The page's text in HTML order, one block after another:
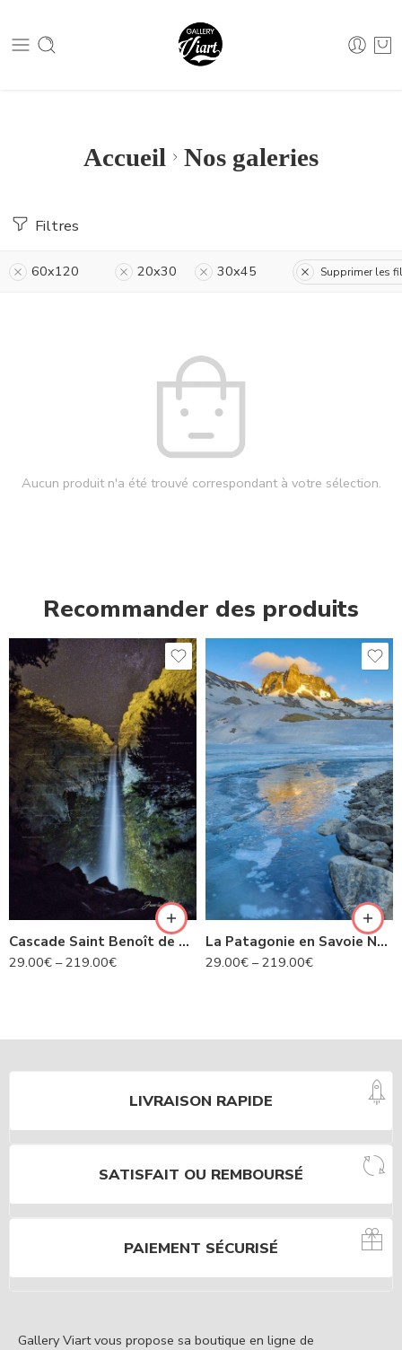
04 79 05 07 62
Accueil Nos galeries
Filtres
60x120 20x30 30x45 Supprimer les
Aucun produit n'a été trouvé correspondant à votre sélection.
Recommander des produits
Cascade Saint Benoît de nuit- Avrieux N°424
29.00€ –219.00€
La Patagonie en Savoie N°435
29.00€ –219.00€
LIVRAISON RAPIDE
SATISFAIT OU REMBOURSÉ
PAIEMENT SÉCURISÉ
Gallery Viart vous propose sa boutique en ligne de